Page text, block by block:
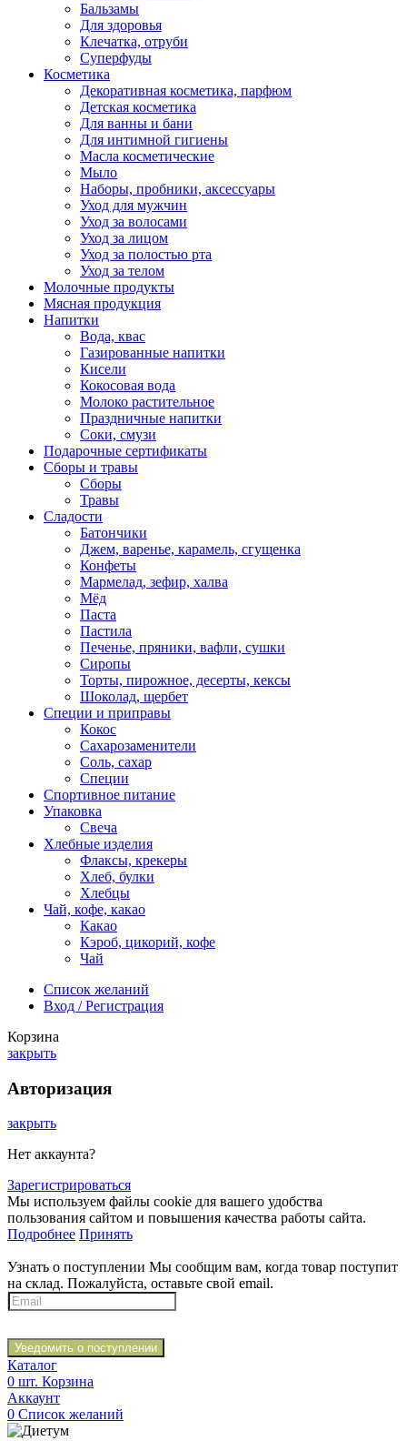
Бальзамы
Для здоровья
Клечатка, отруби
Суперфуды
Косметика
Декоративная косметика, парфюм
Детская косметика
Для ванны и бани
Для интимной гигиены
Масла косметические
Мыло
Наборы, пробники, аксессуары
Уход для мужчин
Уход за волосами
Уход за лицом
Уход за полостью рта
Уход за телом
Молочные продукты
Мясная продукция
Напитки
Вода, квас
Газированные напитки
Кисели
Кокосовая вода
Молоко растительное
Праздничные напитки
Соки, смузи
Подарочные сертификаты
Сборы и травы
Сборы
Травы
Сладости
Батончики
Джем, варенье, карамель, сгущенка
Конфеты
Мармелад, зефир, халва
Мёд
Паста
Пастила
Печенье, пряники, вафли, сушки
Сиропы
Торты, пирожное, десерты, кексы
Шоколад, щербет
Специи и приправы
Кокос
Сахарозаменители
Соль, сахар
Специи
Спортивное питание
Упаковка
Свеча
Хлебные изделия
Флаксы, крекеры
Хлеб, булки
Хлебцы
Чай, кофе, какао
Какао
Кэроб, цикорий, кофе
Чай
Список желаний
Вход / Регистрация
Корзина
закрыть
Авторизация
закрыть
Нет аккаунта?
Зарегистрироваться
Мы используем файлы cookie для вашего удобства
пользования сайтом и повышения качества работы сайта.
Подробнее Принять
Узнать о поступлении Мы сообщим вам, когда товар поступит
на склад. Пожалуйста, оставьте свой email.
Уведомить о поступлении
Каталог
0 шт. Корзина
Аккаунт
0 Список желаний